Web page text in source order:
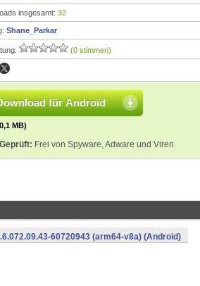
insgesamt: 32
Shane_Parkar
(0 stimmen)
für Android
MB)
Geprüft: Frei von Spyware, Adware und Viren
60720943 (arm64-v8a) (Android)